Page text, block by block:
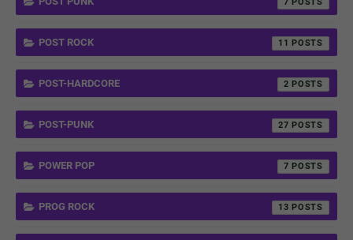
POST ROCK 11
POST-HARDCORE 2
POST-PUNK 27
POWER POP 7
PROG ROCK 13